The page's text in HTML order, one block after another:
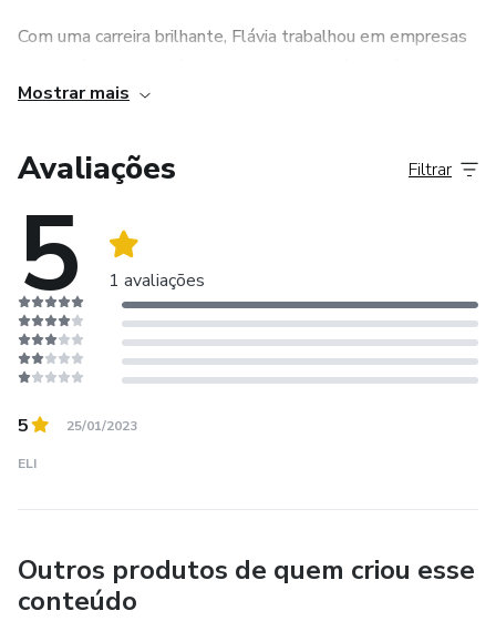
Com uma carreira brilhante, Flávia trabalhou em empresas
excelência.
Profissional com mais de 10 anos de experiência e
totalmente apta ao ensino.
Mostrar mais
Avaliações
5 1 avaliações
Filtrar
5 25/01/2023
ELI
Outros produtos de quem criou esse
conteúdo